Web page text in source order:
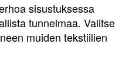
sisustuksessa
tunnelmaa. Valitse
muiden tekstiilien